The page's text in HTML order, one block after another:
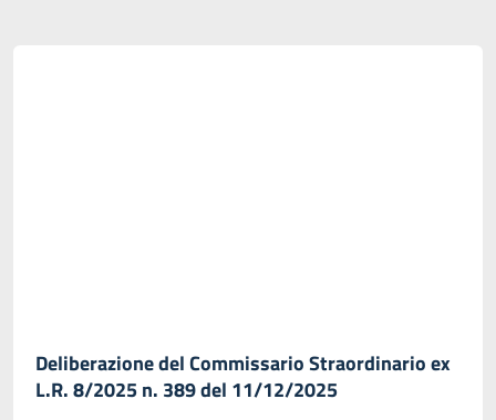
Deliberazione del Commissario Straordinario ex
L.R. 8/2025 n. 389 del 11/12/2025